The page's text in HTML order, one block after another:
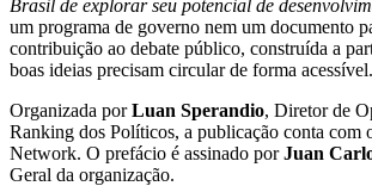
Brasil de explorar seu potencial de
um programa de governo nem um documento
contribuição ao debate público, construída a
boas ideias precisam circular de forma acessível.
Organizada porLuan Sperandio, Diretor de
Ranking dos Políticos, a publicação conta com
Network. O prefácio é assinado porJuan
Geral da organização.